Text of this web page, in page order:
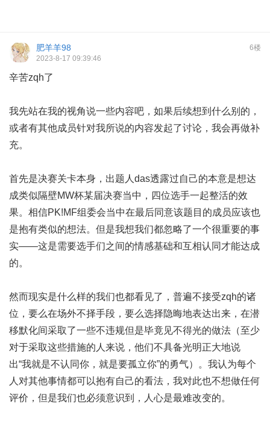
6楼
肥羊羊98
2023-8-17 09:39:46
辛苦zqh了
我先站在我的视角说一些内容吧，如果后续想到什么别的，
或者有其他成员针对我所说的内容发起了讨论，我会再做补
充。
首先是决赛关卡本身，出题人das透露过自己的本意是想达
成类似隔壁MW杯某届决赛当中，四位选手一起整活的效
果。相信PK!MF组委会当中在最后同意该题目的成员应该也
是抱有类似的想法。但是我想我们都忽略了一个很重要的事
实——这是需要选手们之间的情感基础和互相认同才能达成
的。
然而现实是什么样的我们也都看见了，普遍不接受zqh的诸
位，要么在场外不择手段，要么选择隐晦地表达出来，在潜
移默化间采取了一些不违规但是毕竟见不得光的做法（至少
对于采取这些措施的人来说，他们不具备光明正大地说
出“我就是不认同你，就是要孤立你”的勇气）。我认为每个
人对其他事情都可以抱有自己的看法，我对此也不想做任何
评价，但是我们也必须意识到，人心是最难改变的。